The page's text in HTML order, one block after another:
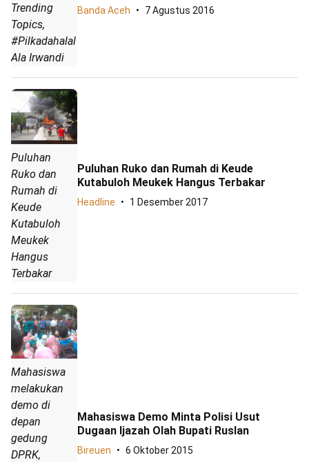
Trending
Topics,
#Pilkadahalal
Ala Irwandi
Banda Aceh 7 Agustus 2016
Puluhan
Ruko dan
Rumah di
Keude
Kutabuloh
Meukek
Hangus
Terbakar
Puluhan Ruko dan Rumah di Keude
Kutabuloh Meukek Hangus Terbakar
Headline 1 Desember 2017
Mahasiswa
melakukan
demo di
depan
gedung
DPRK,
Mahasiswa Demo Minta Polisi Usut
Dugaan Ijazah Olah Bupati Ruslan
Bireuen 6 Oktober 2015